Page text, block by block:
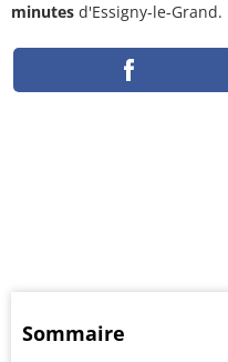
minutes d'Essigny-le-Grand.
Sommaire